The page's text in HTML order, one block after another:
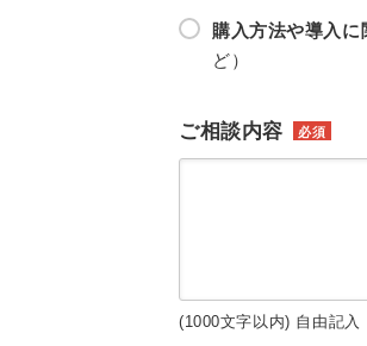
購入方法や導入に
ど）
ご相談内容 必須
(1000文字以内) 自由記入